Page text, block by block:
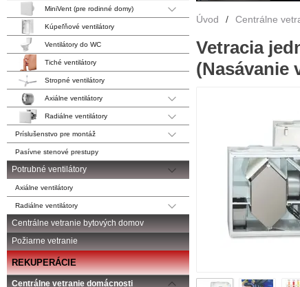
MiniVent (pre rodinné domy)
Kúpeľňové ventilátory
Ventilátory do WC
Tiché ventilátory
Stropné ventilátory
Axiálne ventilátory
Radiálne ventilátory
Príslušenstvo pre montáž
Pasívne stenové prestupy
Potrubné ventilátory
Axiálne ventilátory
Radiálne ventilátory
Centrálne vetranie bytových domov
Požiarne vetranie
REKUPERÁCIE
Centrálne vetranie domácnosti
Úvod / Centrálne
Vetracia
(Nasávanie